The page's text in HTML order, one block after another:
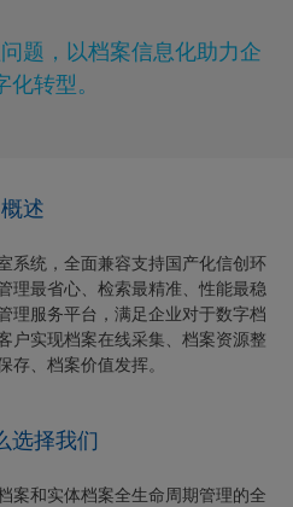
题，以档案信息化助力企
化转型。
概述
系统，全面兼容支持国产化信创环
理最省心、检索最精准、性能最稳
理服务平台，满足企业对于数字档
户实现档案在线采集、档案资源整
存、档案价值发挥。
选择我们
案和实体档案全生命周期管理的全